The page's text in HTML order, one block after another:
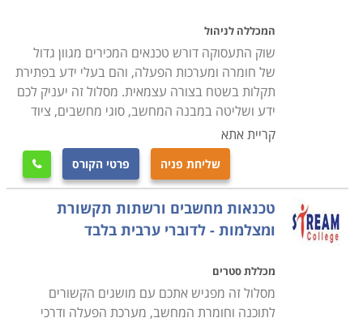
סיום הלימודים מזכה את המשתתפים בתעודת טכנאי שירות
או תחזוקת מחשבים בהתאם למסלול הלימודים ולמכללה
שבה נלמד הקורס. פרק הזמן הדרוש משתנה מקורס לקורס,
והתשלום קשור באופן ישיר למשך זמן הלימודים. קיימים לא
מעט קורסים בתחום שמוכרים ללימודים על חשבון הפיקדון
לחיילים משוחררים או שמוצעים במסגרת קורסים על חשבון
מחפשים עוד מידע
קרא בקטגורית קורס טכנאי מחשבים את פירוט הקורסים,
בחר את הקורס המתאים, מלא את הפרטים ואנחנו נחזור
אליך בהקדם.
המכללה לניהול
שוק התעסוקה דורש טכנאים המכירים מגוון גדול
של חומרה ומערכות הפעלה, והם בעלי ידע בפתירת
תקלות בשטח בצורה עצמאית. מסלול זה יעניק לכם
ידע ושליטה במבנה המחשב, סוגי מחשבים, ציוד
קריית אתא
שליחת פניה פרטי הקורס 
טכנאות מחשבים ורשתות תקשורת
ומצלמות - לדוברי ערבית בלבד
מכללת סטרים
מסלול זה מפגיש אתכם עם מושגים הקשורים
לתוכנה וחומרת המחשב, מערכת הפעלה ודרכי